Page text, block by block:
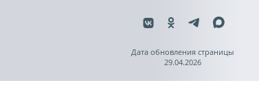
Дата обновления страницы
29.04.2026